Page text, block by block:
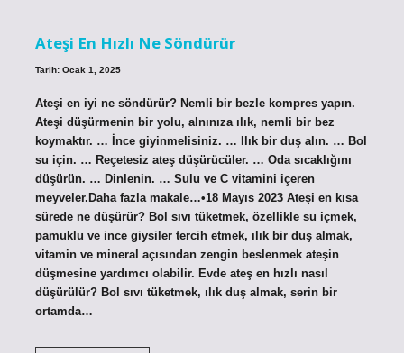
Ateşi En Hızlı Ne Söndürür
Tarih: Ocak 1, 2025
Ateşi en iyi ne söndürür? Nemli bir bezle kompres yapın.
Ateşi düşürmenin bir yolu, alnınıza ılık, nemli bir bez
koymaktır. … İnce giyinmelisiniz. … Ilık bir duş alın. … Bol
su için. … Reçetesiz ateş düşürücüler. … Oda sıcaklığını
düşürün. … Dinlenin. … Sulu ve C vitamini içeren
meyveler.Daha fazla makale…•18 Mayıs 2023 Ateşi en kısa
sürede ne düşürür? Bol sıvı tüketmek, özellikle su içmek,
pamuklu ve ince giysiler tercih etmek, ılık bir duş almak,
vitamin ve mineral açısından zengin beslenmek ateşin
düşmesine yardımcı olabilir. Evde ateş en hızlı nasıl
düşürülür? Bol sıvı tüketmek, ılık duş almak, serin bir
ortamda…